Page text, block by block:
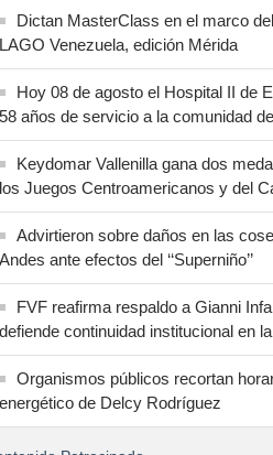
Dictan MasterClass en el marco
LAGO Venezuela, edición Mérida
Hoy 08 de agosto el Hospital II de
58 años de servicio a la comunidad
Keydomar Vallenilla gana dos
los Juegos Centroamericanos y del
Advirtieron sobre daños en las
Andes ante efectos del ‘‘Superniño’’
FVF reafirma respaldo a Gianni
defiende continuidad institucional en
Organismos públicos recortan
energético de Delcy Rodríguez